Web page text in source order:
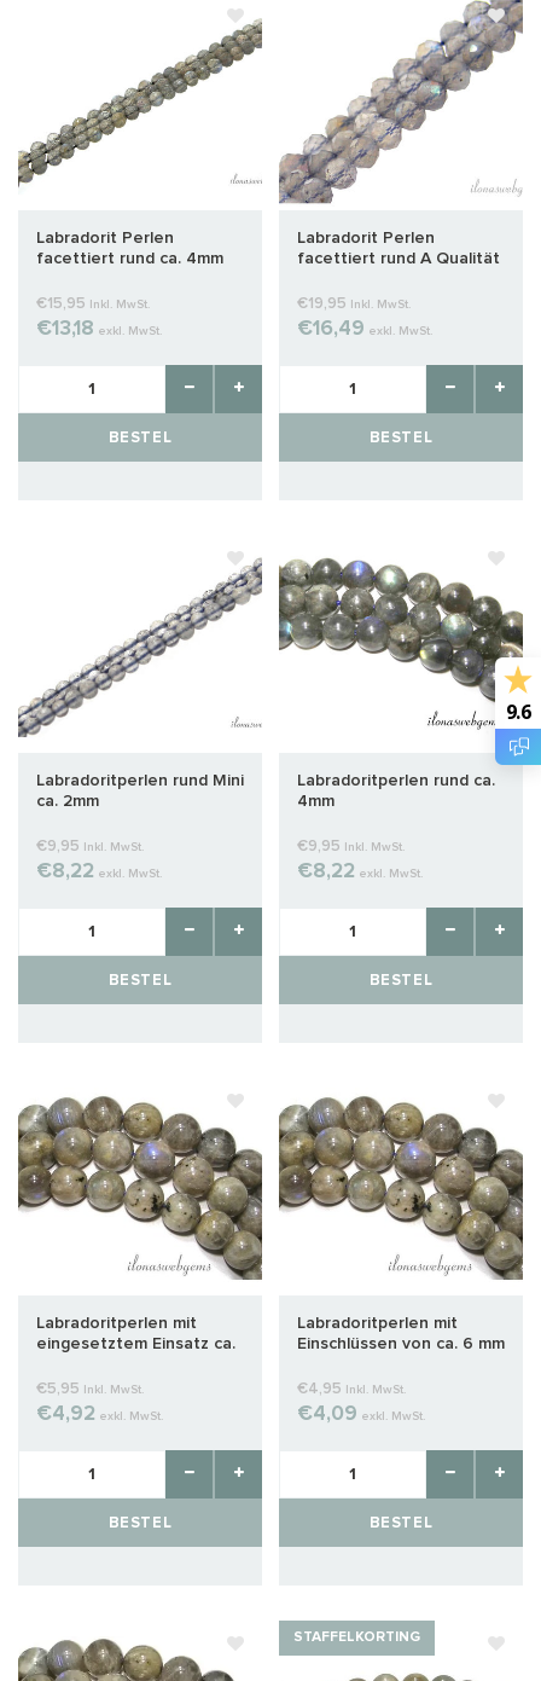
Labradorit Perlen
facettiert rund ca. 4mm
€15,95 Inkl. MwSt.
€13,18 exkl. MwSt.
BESTEL
Labradorit Perlen
facettiert rund A Qualität
€19,95 Inkl. MwSt.
€16,49 exkl. MwSt.
BESTEL
Labradoritperlen rund Mini
ca. 2mm
€9,95 Inkl. MwSt.
€8,22 exkl. MwSt.
BESTEL
Labradoritperlen rund ca.
4mm
€9,95 Inkl. MwSt.
€8,22 exkl. MwSt.
BESTEL
Labradoritperlen mit
eingesetztem Einsatz ca.
€5,95 Inkl. MwSt.
€4,92 exkl. MwSt.
BESTEL
Labradoritperlen mit
Einschlüssen von ca. 6 mm
€4,95 Inkl. MwSt.
€4,09 exkl. MwSt.
BESTEL
STAFFELKORTING
9.6